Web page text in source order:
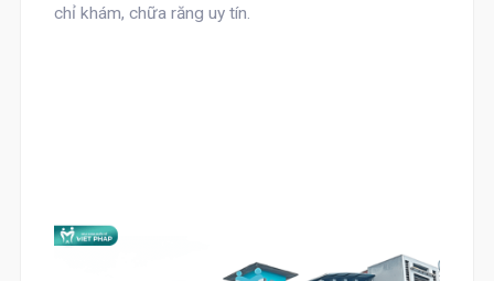
chỉ khám, chữa răng uy tín.